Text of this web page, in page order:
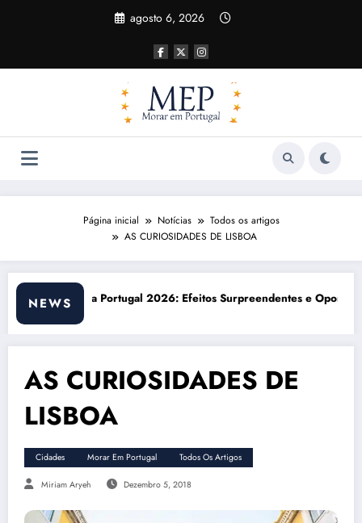
agosto 6, 2026
Página inicial Notícias
Todos os artigos
AS CURIOSIDADES DE LISBOA
NEWS
e OportunidadesCusto de vida em Portugal 2026: impactos reais e ajustes
AS CURIOSIDADES DE
LISBOA
Cidades Morar Em Portugal Todos Os Artigos
Miriam Aryeh Dezembro 5, 2018